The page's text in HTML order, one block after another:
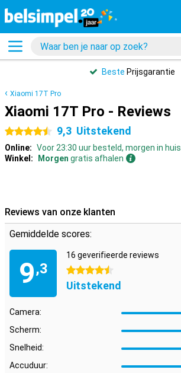
Beste Prijsgarantie
Xiaomi 17T Pro
Xiaomi 17T Pro - Reviews
4.5 sterren 9,3 Uitstekend
Online: Voor 23:30 uur besteld, morgen in huis
Winkel:
Morgen gratis afhalen
Reviews van onze klanten
Gemiddelde scores:
9,3
16 geverifieerde reviews
4.5 sterren
Uitstekend
Camera:
Scherm:
Snelheid:
Accuduur: